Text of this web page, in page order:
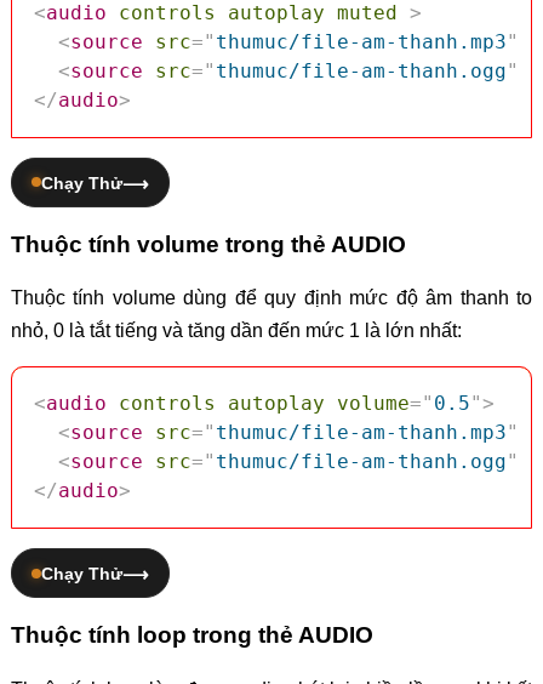
<audio controls autoplay muted >
<source src=" thumuc/file-am-thanh.mp3"
<source src=" thumuc/file-am-thanh.ogg"
</audio>
Chạy Thử
Thuộc tính volume trong thẻ AUDIO
Thuộc tính volume dùng để quy định mức độ âm thanh to
nhỏ, 0 là tắt tiếng và tăng dần đến mức 1 là lớn nhất:
<audio controls autoplay volume=" 0.5">
<source src=" thumuc/file-am-thanh.mp3"
<source src=" thumuc/file-am-thanh.ogg"
</audio>
Chạy Thử
Thuộc tính loop trong thẻ AUDIO